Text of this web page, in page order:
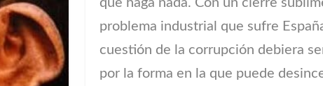
problema industrial que sufre
cuestión de la corrupción debiera
por la forma en la que puede